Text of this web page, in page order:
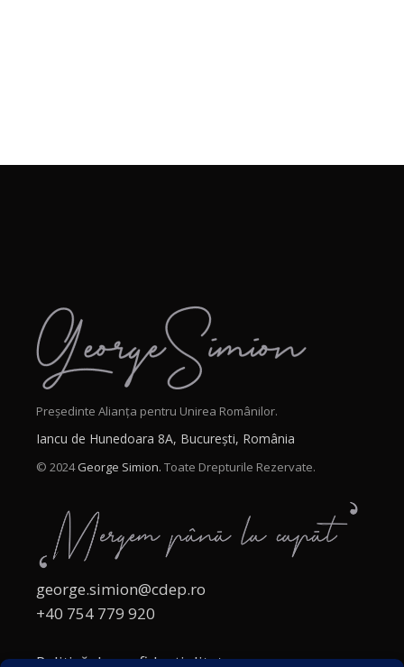
Președinte Alianța pentru Unirea Românilor.
Iancu de Hunedoara 8A, București, România
© 2024George Simion. Toate Drepturile Rezervate.
george.simion@cdep.ro
+40 754 779 920
Politică de confidențialitate